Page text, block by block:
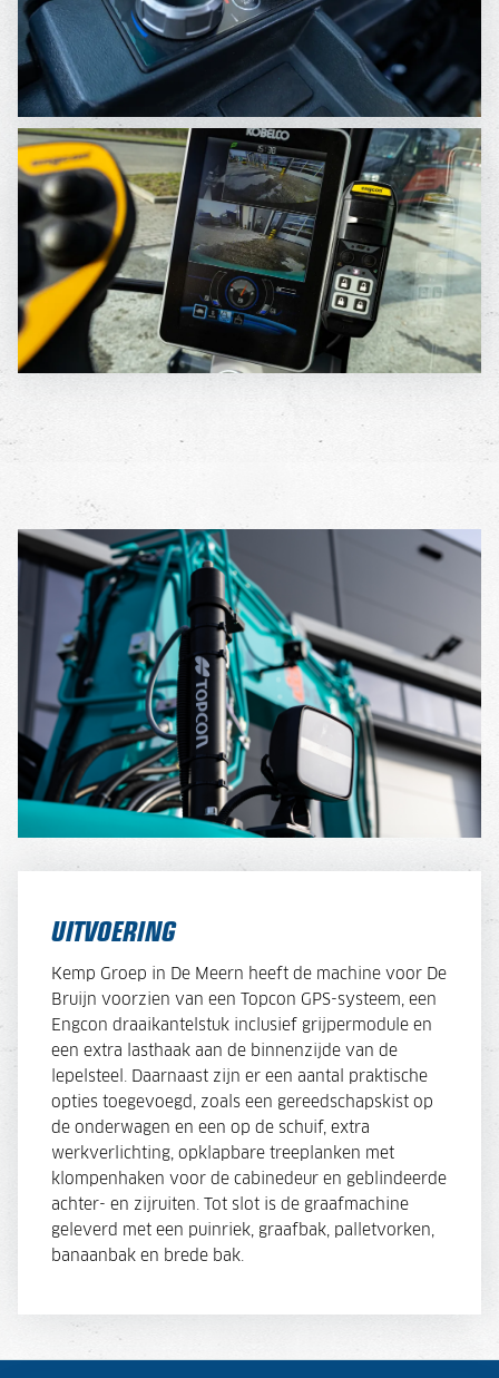
UITVOERING
Kemp Groep in De Meern heeft de machine voor De
Bruijn voorzien van een Topcon GPS-systeem, een
Engcon draaikantelstuk inclusief grijpermodule en
een extra lasthaak aan de binnenzijde van de
lepelsteel. Daarnaast zijn er een aantal praktische
opties toegevoegd, zoals een gereedschapskist op
de onderwagen en een op de schuif, extra
werkverlichting, opklapbare treeplanken met
klompenhaken voor de cabinedeur en geblindeerde
achter- en zijruiten. Tot slot is de graafmachine
geleverd met een puinriek, graafbak, palletvorken,
banaanbak en brede bak.